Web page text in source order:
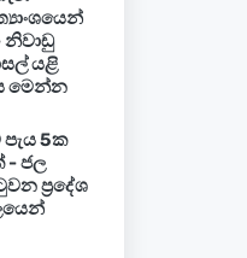
යළි
මෙන්න
5ක
- ජල
ප්‍රදේශ